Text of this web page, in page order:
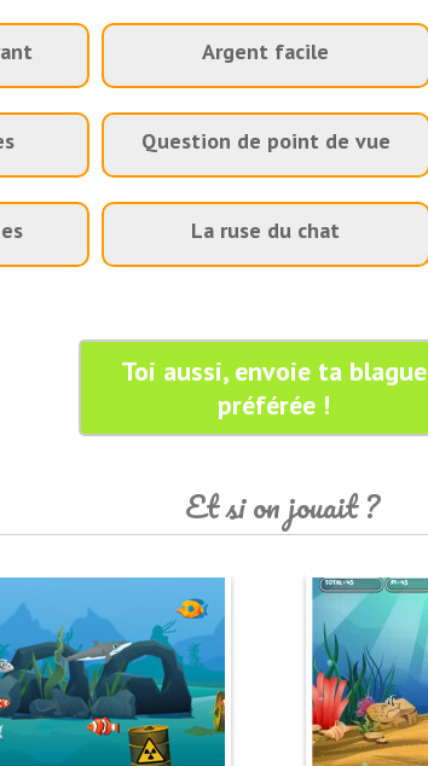
Argent facile
Question de point de vue
La ruse du chat
Toi aussi, envoie ta blague
préférée !
Et si on jouait ?